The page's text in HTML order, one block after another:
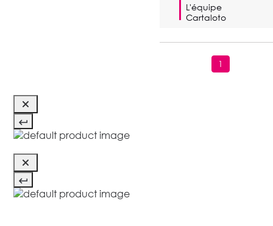
L'équipe
Cartaloto
1